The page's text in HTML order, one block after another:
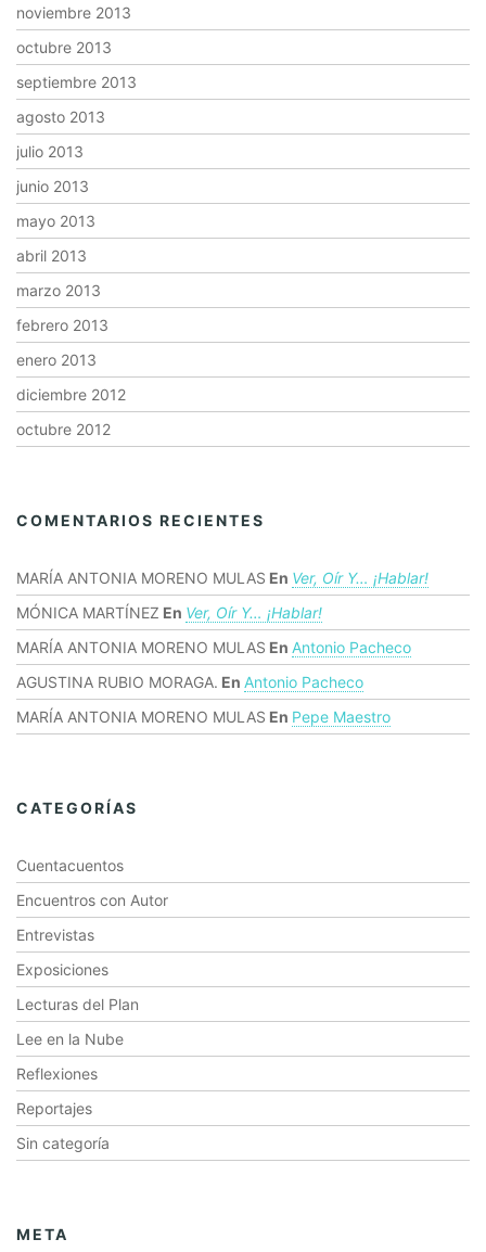
noviembre 2013
octubre 2013
septiembre 2013
agosto 2013
julio 2013
junio 2013
mayo 2013
abril 2013
marzo 2013
febrero 2013
enero 2013
diciembre 2012
octubre 2012
COMENTARIOS RECIENTES
MARÍA ANTONIA MORENO MULAS En Ver, Oír Y… ¡hablar!
MÓNICA MARTÍNEZ En Ver, Oír Y… ¡hablar!
MARÍA ANTONIA MORENO MULAS En Antonio Pacheco
AGUSTINA RUBIO MORAGA. En Antonio Pacheco
MARÍA ANTONIA MORENO MULAS En Pepe Maestro
CATEGORÍAS
Cuentacuentos
Encuentros con Autor
Entrevistas
Exposiciones
Lecturas del Plan
Lee en la Nube
Reflexiones
Reportajes
Sin categoría
META